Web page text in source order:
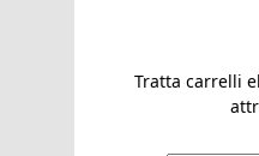
Tratta carrelli